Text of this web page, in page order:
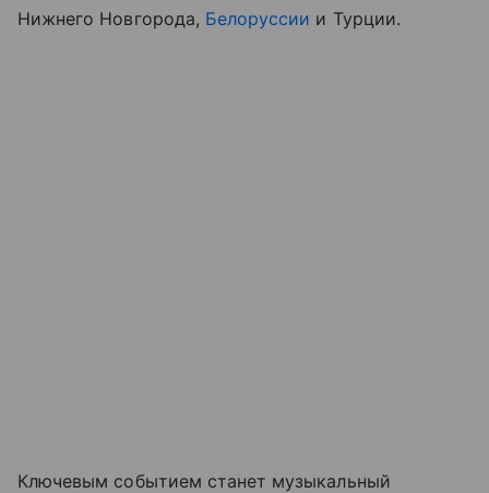
Нижнего Новгорода, Белоруссии и Турции.
Ключевым событием станет музыкальный